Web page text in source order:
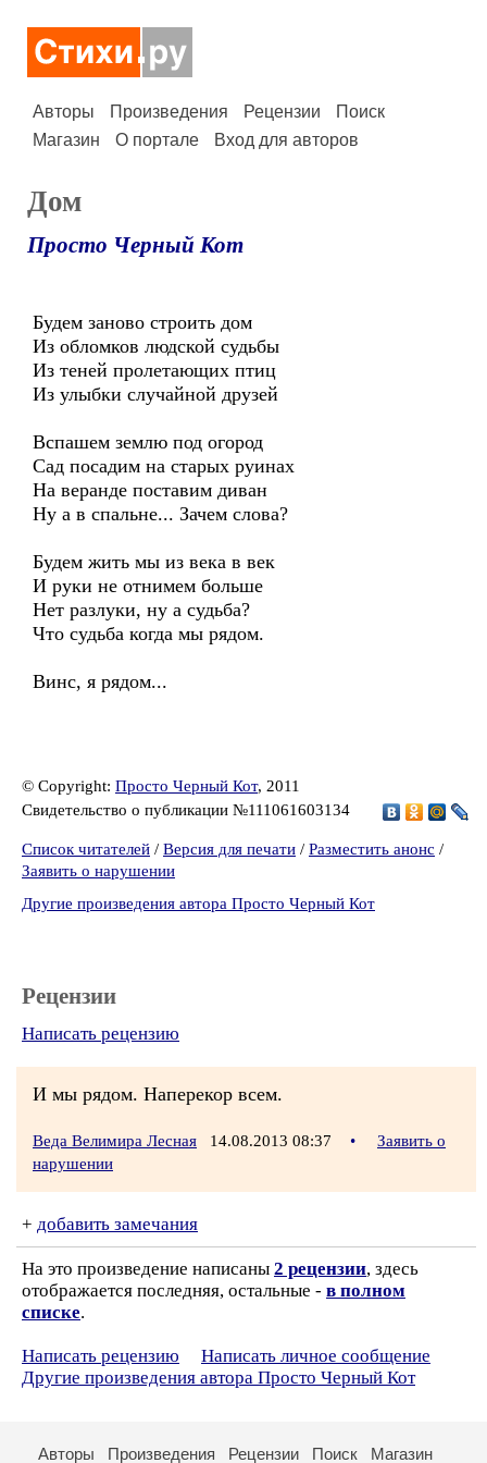
Авторы Произведения Рецензии
Поиск
Магазин
О портале Вход для авторов
Дом
Просто Черный Кот
Будем заново строить дом
Из обломков людской судьбы
Из теней пролетающих птиц
Из улыбки случайной друзей
Вспашем землю под огород
Сад посадим на старых руинах
На веранде поставим диван
Ну а в спальне... Зачем слова?
Будем жить мы из века в век
И руки не отнимем больше
Нет разлуки, ну а судьба?
Что судьба когда мы рядом.
Винс, я рядом...
© Copyright: Просто Черный Кот, 2011
Свидетельство о публикации №111061603134
Список читателей / Версия для печати / Разместить анонс /
Заявить о нарушении
Другие произведения автора Просто Черный Кот
Рецензии
Написать рецензию
И мы рядом. Наперекор всем.
Веда Велимира Лесная 14.08.2013 08:37 •
Заявить о
нарушении
+ добавить замечания
На это произведение написаны 2 рецензии, здесь
отображается последняя, остальные - в полном
списке.
Написать рецензию
Написать личное сообщение
Другие произведения автора Просто Черный Кот
Авторы Произведения Рецензии Поиск Магазин